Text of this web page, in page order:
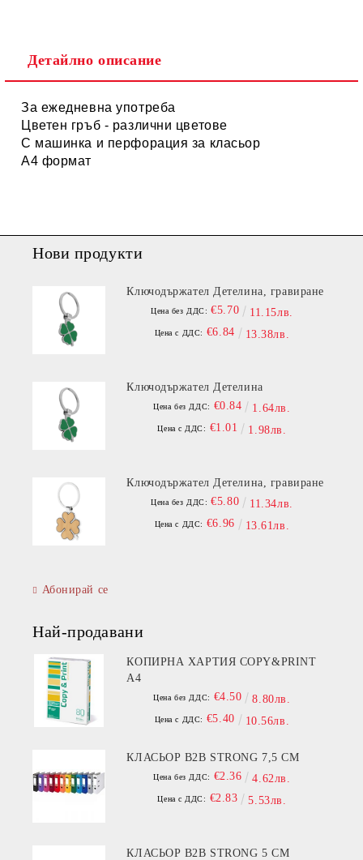
Детайлно описание
За ежедневна употреба
Цветен гръб - различни цветове
С машинка и перфорация за класьор
А4 формат
Нови продукти
Ключодържател Детелина, гравиране
Цена без ДДС: €5.70 11.15лв.
Цена с ДДС: €6.84 13.38лв.
Ключодържател Детелина
Цена без ДДС: €0.84 1.64лв.
Цена с ДДС: €1.01 1.98лв.
Ключодържател Детелина, гравиране
Цена без ДДС: €5.80 11.34лв.
Цена с ДДС: €6.96 13.61лв.
Абонирай се
Най-продавани
КОПИРНА ХАРТИЯ COPY&PRINT
A4
Цена без ДДС: €4.50 8.80лв.
Цена с ДДС: €5.40 10.56лв.
КЛАСЬОР B2B STRONG 7,5 СМ
Цена без ДДС: €2.36 4.62лв.
Цена с ДДС: €2.83 5.53лв.
КЛАСЬОР B2B STRONG 5 СМ